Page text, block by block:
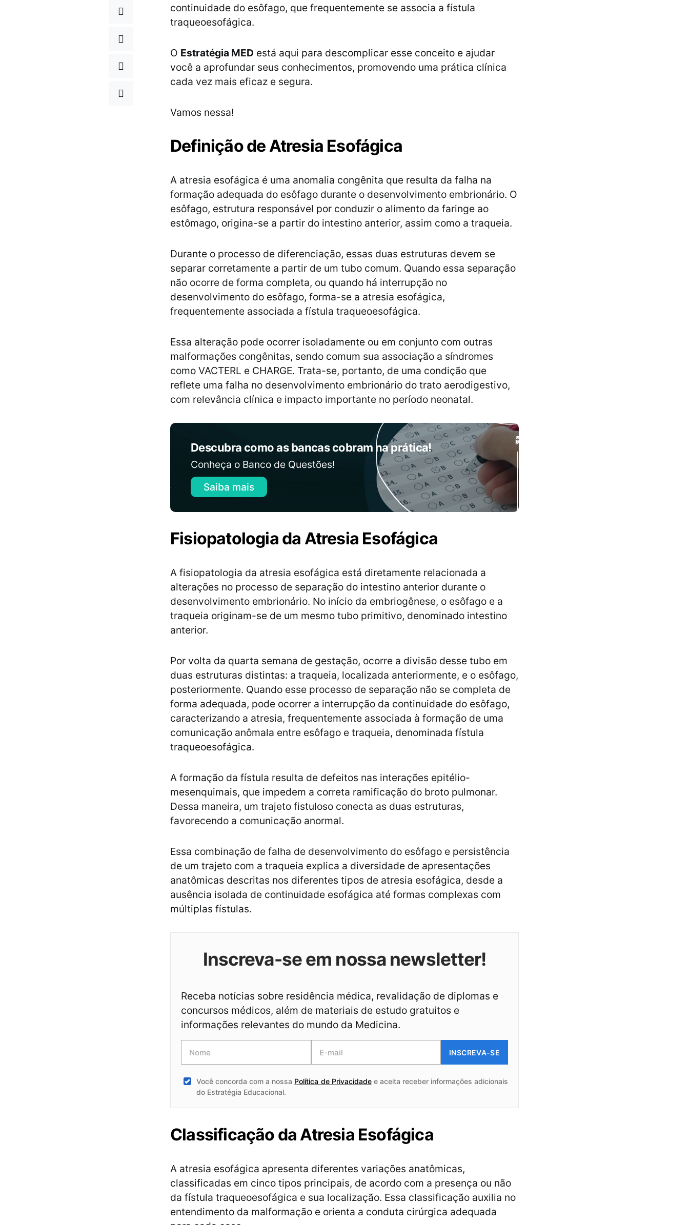
Fonte: UpToDate
continuidade do esôfago, que frequentemente se associa a fístula
traqueoesofágica.
O Estratégia MED está aqui para descomplicar esse conceito e ajudar
você a aprofundar seus conhecimentos, promovendo uma prática clínica
cada vez mais eficaz e segura.
Vamos nessa!
Definição de Atresia Esofágica
A atresia esofágica é uma anomalia congênita que resulta da falha na
formação adequada do esôfago durante o desenvolvimento embrionário. O
esôfago, estrutura responsável por conduzir o alimento da faringe ao
estômago, origina-se a partir do intestino anterior, assim como a traqueia.
Durante o processo de diferenciação, essas duas estruturas devem se
separar corretamente a partir de um tubo comum. Quando essa separação
não ocorre de forma completa, ou quando há interrupção no
desenvolvimento do esôfago, forma-se a atresia esofágica,
frequentemente associada a fístula traqueoesofágica.
Essa alteração pode ocorrer isoladamente ou em conjunto com outras
malformações congênitas, sendo comum sua associação a síndromes
como VACTERL e CHARGE. Trata-se, portanto, de uma condição que
reflete uma falha no desenvolvimento embrionário do trato aerodigestivo,
com relevância clínica e impacto importante no período neonatal.
Descubra como as bancas cobram na prática!
Conheça o Banco de Questões!
Saiba mais
Fisiopatologia da Atresia Esofágica
A fisiopatologia da atresia esofágica está diretamente relacionada a
alterações no processo de separação do intestino anterior durante o
desenvolvimento embrionário. No início da embriogênese, o esôfago e a
traqueia originam-se de um mesmo tubo primitivo, denominado intestino
anterior.
Por volta da quarta semana de gestação, ocorre a divisão desse tubo em
duas estruturas distintas: a traqueia, localizada anteriormente, e o esôfago,
posteriormente. Quando esse processo de separação não se completa de
forma adequada, pode ocorrer a interrupção da continuidade do esôfago,
caracterizando a atresia, frequentemente associada à formação de uma
comunicação anômala entre esôfago e traqueia, denominada fístula
traqueoesofágica.
A formação da fístula resulta de defeitos nas interações epitélio-
mesenquimais, que impedem a correta ramificação do broto pulmonar.
Dessa maneira, um trajeto fistuloso conecta as duas estruturas,
favorecendo a comunicação anormal.
Essa combinação de falha de desenvolvimento do esôfago e persistência
de um trajeto com a traqueia explica a diversidade de apresentações
anatômicas descritas nos diferentes tipos de atresia esofágica, desde a
ausência isolada de continuidade esofágica até formas complexas com
múltiplas fístulas.
Inscreva-se em nossa newsletter!
Receba notícias sobre residência médica, revalidação de diplomas e
concursos médicos, além de materiais de estudo gratuitos e
informações relevantes do mundo da Medicina.
INSCREVA-SE
Você concorda com a nossa Política de Privacidadee aceita receber informações adicionais
do Estratégia Educacional.
Classificação da Atresia Esofágica
A atresia esofágica apresenta diferentes variações anatômicas,
classificadas em cinco tipos principais, de acordo com a presença ou não
da fístula traqueoesofágica e sua localização. Essa classificação auxilia no
entendimento da malformação e orienta a conduta cirúrgica adequada